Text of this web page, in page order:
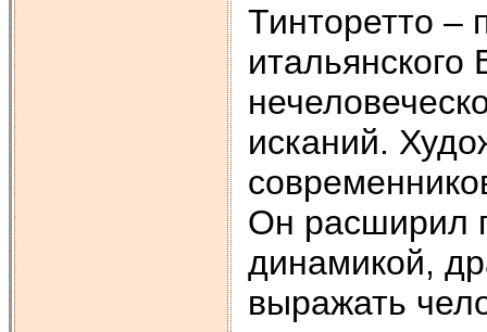
Тинторетто –
исканий.
Он расширил
динамикой,
выражать